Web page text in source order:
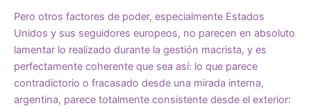
Pero otros factores de poder, especialmente Estados
Unidos y sus seguidores europeos, no parecen en absoluto
lamentar lo realizado durante la gestión macrista, y es
perfectamente coherente que sea así: lo que parece
contradictorio o fracasado desde una mirada interna,
argentina, parece totalmente consistente desde el exterior: